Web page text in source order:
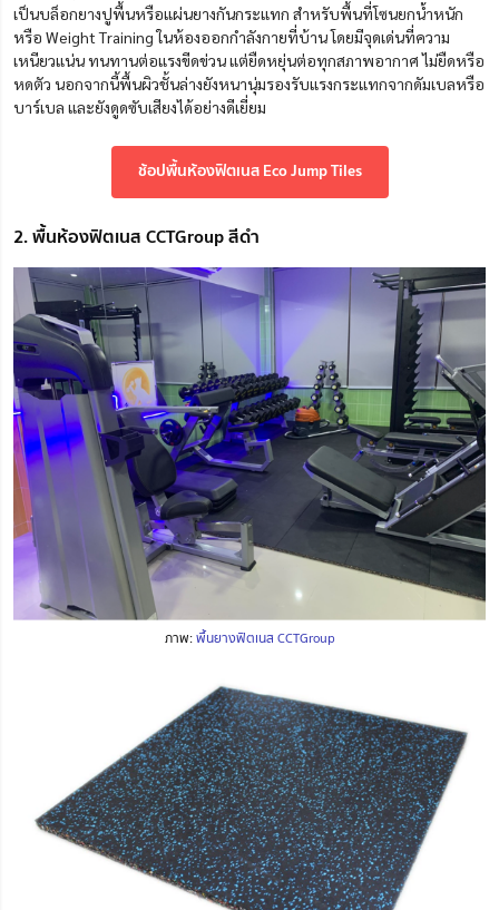
เป็นบล็อกยางปูพื้นหรือแผ่นยางกันกระแทก สำหรับพื้นที่โซนยกน้ำหนัก
หรือ Weight Training ในห้องออกกำลังกายที่บ้าน โดยมีจุดเด่นที่ความ
เหนียวแน่น ทนทานต่อแรงขีดข่วน แต่ยืดหยุ่นต่อทุกสภาพอากาศ ไม่ยืดหรือ
หดตัว นอกจากนี้พื้นผิวชั้นล่างยังหนานุ่มรองรับแรงกระแทกจากดัมเบลหรือ
บาร์เบล และยังดูดซับเสียงได้อย่างดีเยี่ยม
ช้อปพื้นห้องฟิตเนส Eco Jump Tiles
2. พื้นห้องฟิตเนส CCTGroup สีดำ
ภาพ:พื้นยางฟิตเนส CCTGroup